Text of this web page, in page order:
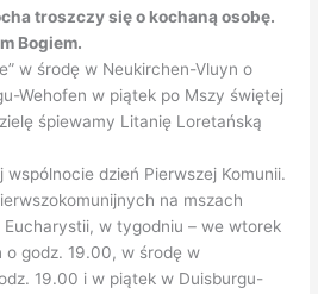
troszczy się o kochaną osobę.
Bogiem.
w środę w Neukirchen-Vluyn o
Wehofen w piątek po Mszy świętej
śpiewamy Litanię Loretańską
dzień Pierwszej Komunii.
na mszach
w tygodniu – we wtorek
o godz. 19.00, w środę w
19.00 i w piątek w Duisburgu-